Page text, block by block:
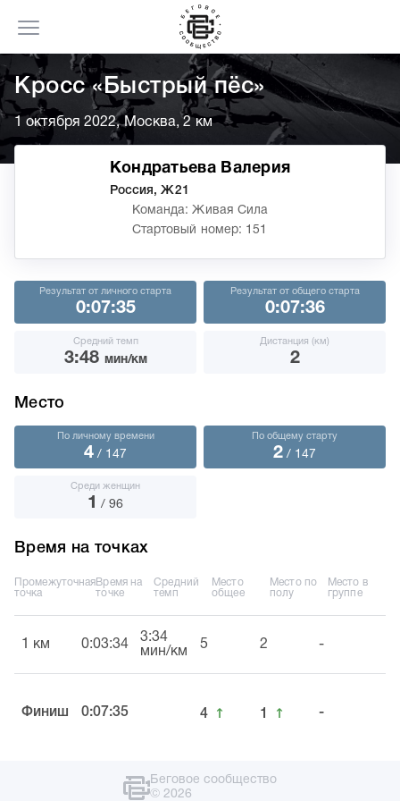
Кросс «Быстрый пёс»
1 октября 2022, Москва, 2 км
Кондратьева Валерия
Россия, Ж21
Команда: Живая Сила
Стартовый номер: 151
Результат от личного старта
0:07:35
Результат от общего старта
0:07:36
Средний темп
3:48 мин/км
Дистанция (км)
2
Место
По личному времени
4 / 147
По общему старту
2 / 147
Среди женщин
1 / 96
Время на точках
Промежуточная
точка
Время на
точке
Средний
темп
Место
общее
Место по
полу
Место в
группе
1 км 0:03:34
3:34
мин/км
5 2 -
Финиш 0:07:35 4 ↑ 1 ↑ -
Беговое сообщество
© 2026